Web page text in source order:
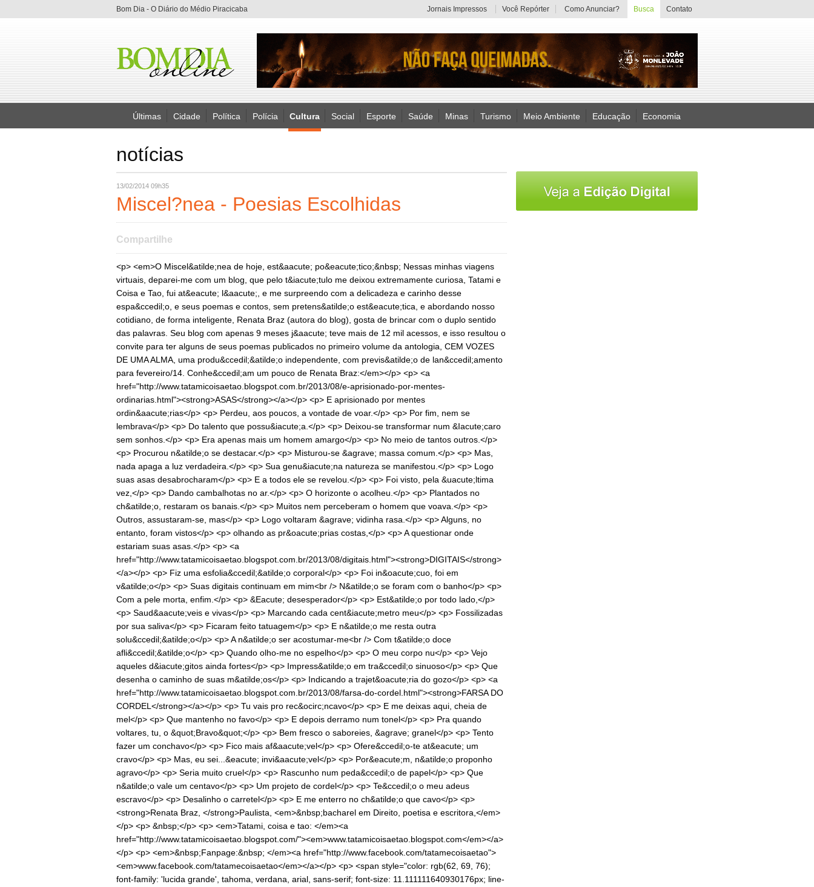
Bom Dia - O Diário do Médio Piracicaba Jornais Impressos Você Repórter Como Anunciar? Busca Contato
Últimas Cidade Política Polícia Cultura Social Esporte Saúde Minas Turismo Meio Ambiente Educação Economia
notícias
13/02/2014 09h35
Miscel?nea - Poesias Escolhidas
Compartilhe
<p> <em>O Miscel&atilde;nea de hoje, est&aacute; po&eacute;tico;&nbsp; Nessas minhas viagens
virtuais, deparei-me com um blog, que pelo t&iacute;tulo me deixou extremamente curiosa, Tatami e
Coisa e Tao, fui at&eacute; l&aacute;, e me surpreendo com a delicadeza e carinho desse
espa&ccedil;o, e seus poemas e contos, sem pretens&atilde;o est&eacute;tica, e abordando nosso
cotidiano, de forma inteligente, Renata Braz (autora do blog), gosta de brincar com o duplo sentido
das palavras. Seu blog com apenas 9 meses j&aacute; teve mais de 12 mil acessos, e isso resultou o
convite para ter alguns de seus poemas publicados no primeiro volume da antologia, CEM VOZES
DE UMA ALMA, uma produ&ccedil;&atilde;o independente, com previs&atilde;o de lan&ccedil;amento
para fevereiro/14. Conhe&ccedil;am um pouco de Renata Braz:</em></p> <p> <a
href="http://www.tatamicoisaetao.blogspot.com.br/2013/08/e-aprisionado-por-mentes-
ordinarias.html"><strong>ASAS</strong></a></p> <p> E aprisionado por mentes
ordin&aacute;rias</p> <p> Perdeu, aos poucos, a vontade de voar.</p> <p> Por fim, nem se
lembrava</p> <p> Do talento que possu&iacute;a.</p> <p> Deixou-se transformar num &Iacute;caro
sem sonhos.</p> <p> Era apenas mais um homem amargo</p> <p> No meio de tantos outros.</p>
<p> Procurou n&atilde;o se destacar.</p> <p> Misturou-se &agrave; massa comum.</p> <p> Mas,
nada apaga a luz verdadeira.</p> <p> Sua genu&iacute;na natureza se manifestou.</p> <p> Logo
suas asas desabrocharam</p> <p> E a todos ele se revelou.</p> <p> Foi visto, pela &uacute;ltima
vez,</p> <p> Dando cambalhotas no ar.</p> <p> O horizonte o acolheu.</p> <p> Plantados no
ch&atilde;o, restaram os banais.</p> <p> Muitos nem perceberam o homem que voava.</p> <p>
Outros, assustaram-se, mas</p> <p> Logo voltaram &agrave; vidinha rasa.</p> <p> Alguns, no
entanto, foram vistos</p> <p> olhando as pr&oacute;prias costas,</p> <p> A questionar onde
estariam suas asas.</p> <p> <a
href="http://www.tatamicoisaetao.blogspot.com.br/2013/08/digitais.html"><strong>DIGITAIS</strong>
</a></p> <p> Fiz uma esfolia&ccedil;&atilde;o corporal</p> <p> Foi in&oacute;cuo, foi em
v&atilde;o</p> <p> Suas digitais continuam em mim<br /> N&atilde;o se foram com o banho</p> <p>
Com a pele morta, enfim.</p> <p> &Eacute; desesperador</p> <p> Est&atilde;o por todo lado,</p>
<p> Saud&aacute;veis e vivas</p> <p> Marcando cada cent&iacute;metro meu</p> <p> Fossilizadas
por sua saliva</p> <p> Ficaram feito tatuagem</p> <p> E n&atilde;o me resta outra
solu&ccedil;&atilde;o</p> <p> A n&atilde;o ser acostumar-me<br /> Com t&atilde;o doce
afli&ccedil;&atilde;o</p> <p> Quando olho-me no espelho</p> <p> O meu corpo nu</p> <p> Vejo
aqueles d&iacute;gitos ainda fortes</p> <p> Impress&atilde;o em tra&ccedil;o sinuoso</p> <p> Que
desenha o caminho de suas m&atilde;os</p> <p> Indicando a trajet&oacute;ria do gozo</p> <p> <a
href="http://www.tatamicoisaetao.blogspot.com.br/2013/08/farsa-do-cordel.html"><strong>FARSA DO
CORDEL</strong></a></p> <p> Tu vais pro rec&ocirc;ncavo</p> <p> E me deixas aqui, cheia de
mel</p> <p> Que mantenho no favo</p> <p> E depois derramo num tonel</p> <p> Pra quando
voltares, tu, o &quot;Bravo&quot;</p> <p> Bem fresco o saboreies, &agrave; granel</p> <p> Tento
fazer um conchavo</p> <p> Fico mais af&aacute;vel</p> <p> Ofere&ccedil;o-te at&eacute; um
cravo</p> <p> Mas, eu sei...&eacute; invi&aacute;vel</p> <p> Por&eacute;m, n&atilde;o proponho
agravo</p> <p> Seria muito cruel</p> <p> Rascunho num peda&ccedil;o de papel</p> <p> Que
n&atilde;o vale um centavo</p> <p> Um projeto de cordel</p> <p> Te&ccedil;o o meu adeus
escravo</p> <p> Desalinho o carretel</p> <p> E me enterro no ch&atilde;o que cavo</p> <p>
<strong>Renata Braz, </strong>Paulista, <em>&nbsp;bacharel em Direito, poetisa e escritora,</em>
</p> <p> &nbsp;</p> <p> <em>Tatami, coisa e tao: </em><a
href="http://www.tatamicoisaetao.blogspot.com/"><em>www.tatamicoisaetao.blogspot.com</em></a>
</p> <p> <em>&nbsp;Fanpage:&nbsp; </em><a href="http://www.facebook.com/tatamecoisaetao">
<em>www.facebook.com/tatamecoisaetao</em></a></p> <p> <span style="color: rgb(62, 69, 76);
font-family: 'lucida grande', tahoma, verdana, arial, sans-serif; font-size: 11.111111640930176px; line-